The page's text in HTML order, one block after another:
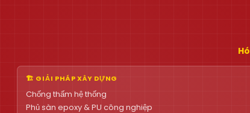
🏗 GIẢI PHÁP XÂY DỰNG
Chống thấm hệ thống
Phủ sàn epoxy & PU công nghiệp